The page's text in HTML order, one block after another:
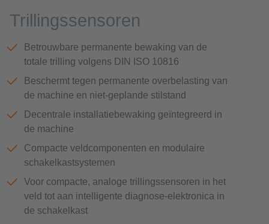
Trillingssensoren
Betrouwbare permanente bewaking van de
totale trilling volgens DIN ISO 10816
Beschermt tegen permanente overbelasting van
de machine en niet-geplande stilstand
Decentrale installatiebewaking geïntegreerd in
de machine
Compacte veldcomponenten en modulaire
schakelkastsystemen
Voor compacte, analoge trillingssensoren in het
veld tot aan intelligente diagnose-elektronica in
de schakelkast